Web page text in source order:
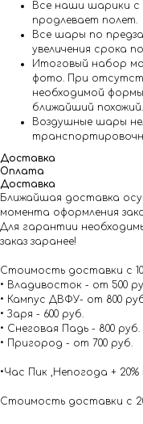
Все наши шарики с
продлевает полет.
Все шары по
увеличения срока
Итоговый набор
фото. При
необходимой
ближайший похожий.
Воздушные шары
Доставка
Оплата
Доставка
Ближайшая доставка
момента оформления
Для гарантии
заказ заранее!
Стоимость доставки с
• Владивосток - от 500
• Кампус ДВФУ- от 800
• Заря - 600 руб.
• Снеговая Падь - 800 руб.
• Пригород - от 700 руб.
•Час Пик ,Непогода +
Стоимость доставки с